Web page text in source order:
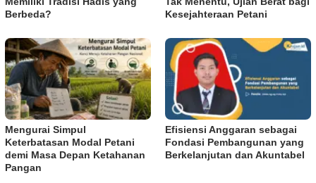
Berbeda?
Kesejahteraan Petani
Mengurai Simpul
Keterbatasan Modal Petani
demi Masa Depan Ketahanan
Pangan
Efisiensi Anggaran sebagai
Fondasi Pembangunan yang
Berkelanjutan dan Akuntabel